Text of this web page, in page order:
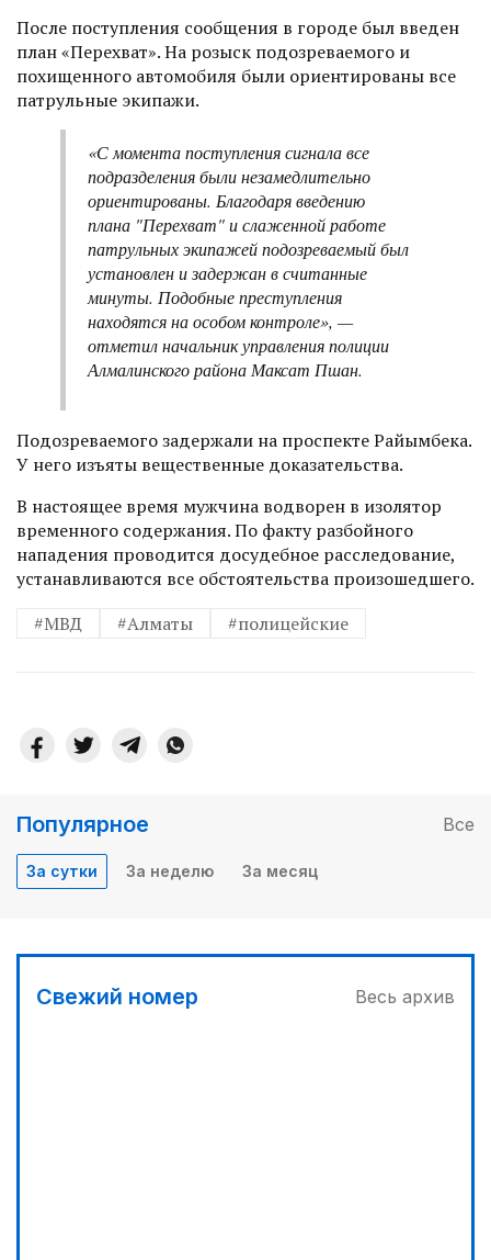
После поступления сообщения в городе был введен
план «Перехват». На розыск подозреваемого и
похищенного автомобиля были ориентированы все
патрульные экипажи.
«С момента поступления сигнала все
подразделения были незамедлительно
ориентированы. Благодаря введению
плана "Перехват" и слаженной работе
патрульных экипажей подозреваемый был
установлен и задержан в считанные
минуты. Подобные преступления
находятся на особом контроле», —
отметилначальник управления полиции
Алмалинского района Максат Пшан.
Подозреваемого задержали на проспекте Райымбека.
У него изъяты вещественные доказательства.
В настоящее время мужчина водворен в изолятор
временного содержания. По факту разбойного
нападения проводится досудебное расследование,
устанавливаются все обстоятельства произошедшего.
#МВД
#Алматы #полицейские
Популярное Все
За сутки За неделю За месяц
Свежий номер Весь архив